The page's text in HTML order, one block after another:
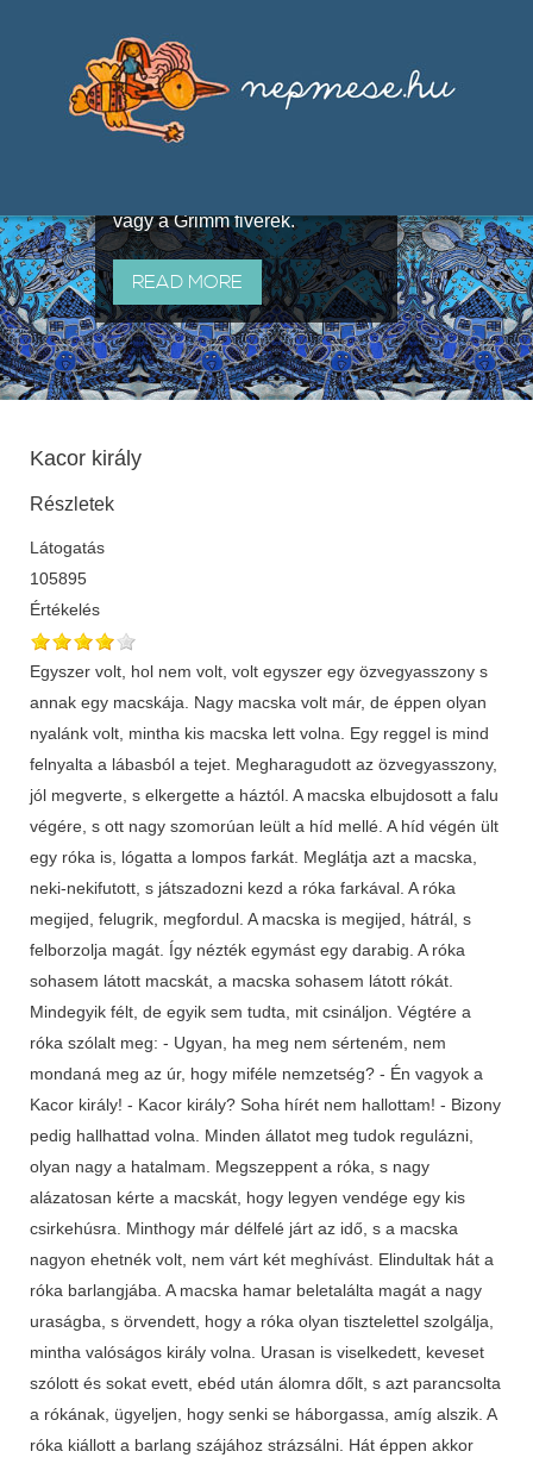
útján terjedő elbeszélésekből,
melyeket olyan ismert gyűjtők
állítottak össze, mint Benedek
vagy a Grimm fivérek.
READ MORE
Kacor király
Részletek
Látogatás
105895
Értékelés
Egyszer volt, hol nem volt, volt egyszer egy özvegyasszony s
annak egy macskája. Nagy macska volt már, de éppen olyan
nyalánk volt, mintha kis macska lett volna. Egy reggel is mind
felnyalta a lábasból a tejet. Megharagudott az özvegyasszony,
jól megverte, s elkergette a háztól. A macska elbujdosott a falu
végére, s ott nagy szomorúan leült a híd mellé. A híd végén ült
egy róka is, lógatta a lompos farkát. Meglátja azt a macska,
neki-nekifutott, s játszadozni kezd a róka farkával. A róka
megijed, felugrik, megfordul. A macska is megijed, hátrál, s
felborzolja magát. Így nézték egymást egy darabig. A róka
sohasem látott macskát, a macska sohasem látott rókát.
Mindegyik félt, de egyik sem tudta, mit csináljon. Végtére a
róka szólalt meg: - Ugyan, ha meg nem sérteném, nem
mondaná meg az úr, hogy miféle nemzetség? - Én vagyok a
Kacor király! - Kacor király? Soha hírét nem hallottam! - Bizony
pedig hallhattad volna. Minden állatot meg tudok regulázni,
olyan nagy a hatalmam. Megszeppent a róka, s nagy
alázatosan kérte a macskát, hogy legyen vendége egy kis
csirkehúsra. Minthogy már délfelé járt az idő, s a macska
nagyon ehetnék volt, nem várt két meghívást. Elindultak hát a
róka barlangjába. A macska hamar beletalálta magát a nagy
uraságba, s örvendett, hogy a róka olyan tisztelettel szolgálja,
mintha valóságos király volna. Urasan is viselkedett, keveset
szólott és sokat evett, ebéd után álomra dőlt, s azt parancsolta
a rókának, ügyeljen, hogy senki se háborgassa, amíg alszik. A
róka kiállott a barlang szájához strázsálni. Hát éppen akkor